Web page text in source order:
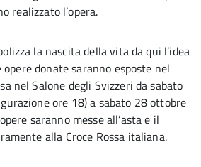
realizzato l’opera.
la nascita della vita da qui l’idea
opere donate saranno esposte nel
nel Salone degli Svizzeri da sabato
ore 18) a sabato 28 ottobre
saranno messe all’asta e il
alla Croce Rossa italiana.